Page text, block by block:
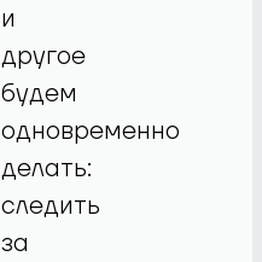
и
другое
будем
одновременно
делать:
следить
за